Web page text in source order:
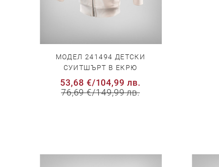
МОДЕЛ 241494 ДЕТСКИ
СУИТШЪРТ В ЕКРЮ
53,68 €/104,99 лв.
76,69 €/149,99 лв.